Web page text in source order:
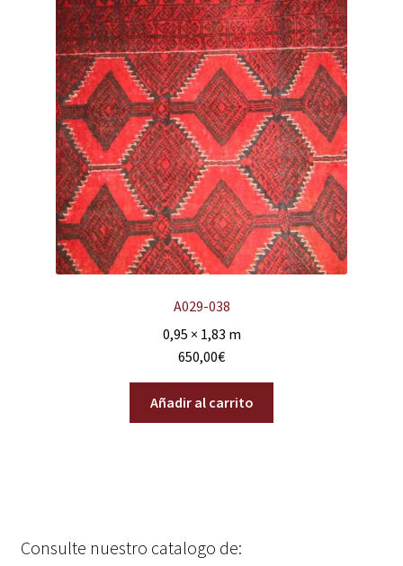
A029-038
0,95 × 1,83 m
650,00€
Añadir al carrito
Consulte nuestro catalogo de: